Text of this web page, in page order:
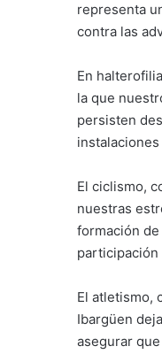
representa
contra las
En
la que
persisten
El ciclismo,
nuestras
formación
participación
El atletismo,
Ibargüen
asegurar